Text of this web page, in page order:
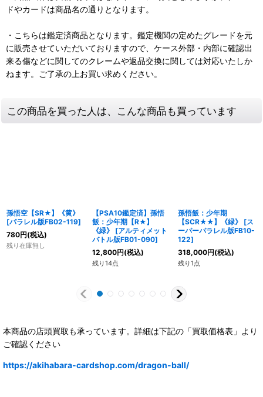
ドやカードは商品名の通りとなります。
・こちらは鑑定済商品となります。鑑定機関の定めたグレードを元
に販売させていただいておりますので、ケース外部・内部に確認出
来る傷などに関してのクレームや返品交換に関しては対応いたしか
ねます。ご了承の上お買い求めください。
この商品を買った人は、こんな商品も買っています
孫悟空【SR★】《黄》
[パラレル版FB02-119]
780円(税込)
残り在庫無し
【PSA10鑑定済】孫悟
飯：少年期【R★】
《緑》
[アルティメット
バトル版FB01-090]
12,800円(税込)
残り14点
孫悟飯：少年期
【SCR★★】《緑》
[ス
ーパーパラレル版FB10-
122]
318,000円(税込)
残り1点
本商品の店頭買取も承っています。詳細は下記の「買取価格表」より
ご確認ください
https://akihabara-cardshop.com/dragon-ball/